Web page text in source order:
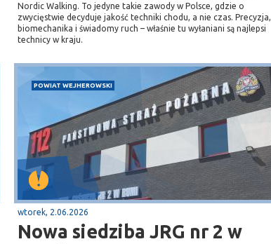
Nordic Walking. To jedyne takie zawody w Polsce, gdzie o
zwycięstwie decyduje jakość techniki chodu, a nie czas. Precyzja,
biomechanika i świadomy ruch – właśnie tu wyłaniani są najlepsi
technicy w kraju.
POWIAT WEJHEROWSKI
wtorek, 2.06.2026
Nowa siedziba JRG nr 2 w